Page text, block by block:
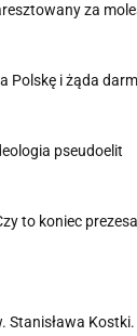
za
Polskę i żąda
pseudoelit
to koniec
Kostki.